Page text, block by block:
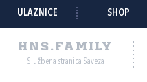
ULAZNICE SHOP
HNS.FAMILY
Službena stranica Saveza